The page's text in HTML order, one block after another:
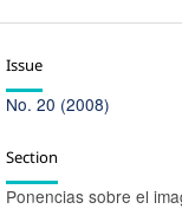
Issue
No. 20 (2008)
Section
Ponencias sobre el